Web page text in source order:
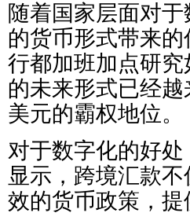
随着国家层面对
的货币形式带来
行都加班加点研
的未来形式已经
美元的霸权地位。
对于数字化的好
显示，跨境汇款
效的货币政策，